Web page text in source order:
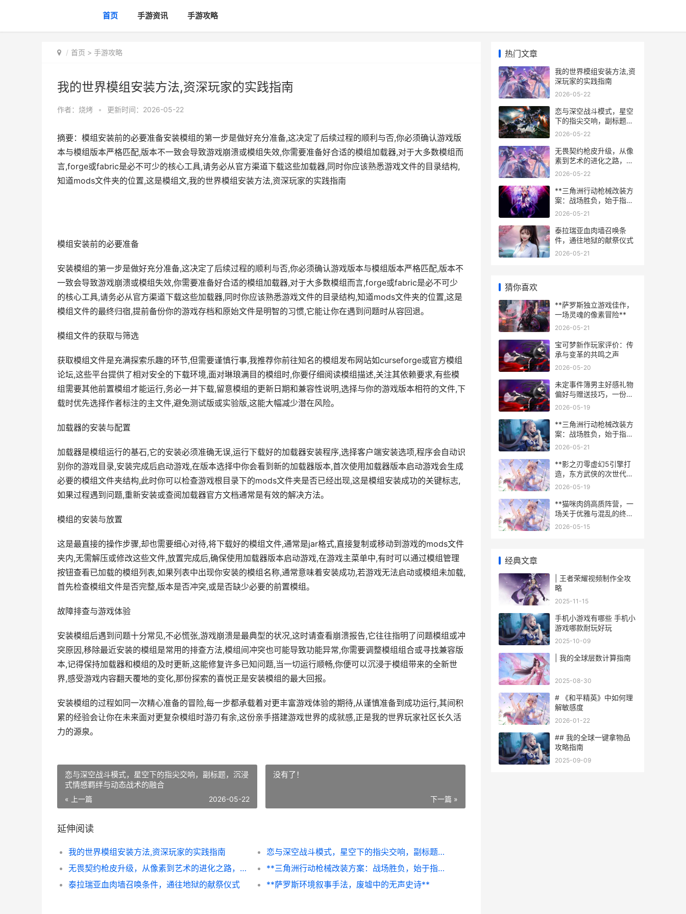
首页 手游资讯 手游攻略
首页 > 手游攻略
我的世界模组安装方法,资深玩家的实践指南
作者： 烧烤 • 更新时间：2026-05-22
摘要：模组安装前的必要准备安装模组的第一步是做好充分准备,这决定了后续过程的顺利与否,你必须确认游戏版
本与模组版本严格匹配,版本不一致会导致游戏崩溃或模组失效,你需要准备好合适的模组加载器,对于大多数模组而
言,forge或fabric是必不可少的核心工具,请务必从官方渠道下载这些加载器,同时你应该熟悉游戏文件的目录结构,
知道mods文件夹的位置,这是模组文,我的世界模组安装方法,资深玩家的实践指南
模组安装前的必要准备
安装模组的第一步是做好充分准备,这决定了后续过程的顺利与否,你必须确认游戏版本与模组版本严格匹配,版本不
一致会导致游戏崩溃或模组失效,你需要准备好合适的模组加载器,对于大多数模组而言,forge或fabric是必不可少
的核心工具,请务必从官方渠道下载这些加载器,同时你应该熟悉游戏文件的目录结构,知道mods文件夹的位置,这是
模组文件的最终归宿,提前备份你的游戏存档和原始文件是明智的习惯,它能让你在遇到问题时从容回退。
模组文件的获取与筛选
获取模组文件是充满探索乐趣的环节,但需要谨慎行事,我推荐你前往知名的模组发布网站如curseforge或官方模组
论坛,这些平台提供了相对安全的下载环境,面对琳琅满目的模组时,你要仔细阅读模组描述,关注其依赖要求,有些模
组需要其他前置模组才能运行,务必一并下载,留意模组的更新日期和兼容性说明,选择与你的游戏版本相符的文件,下
载时优先选择作者标注的主文件,避免测试版或实验版,这能大幅减少潜在风险。
加载器的安装与配置
加载器是模组运行的基石,它的安装必须准确无误,运行下载好的加载器安装程序,选择客户端安装选项,程序会自动识
别你的游戏目录,安装完成后启动游戏,在版本选择中你会看到新的加载器版本,首次使用加载器版本启动游戏会生成
必要的模组文件夹结构,此时你可以检查游戏根目录下的mods文件夹是否已经出现,这是模组安装成功的关键标志,
如果过程遇到问题,重新安装或查阅加载器官方文档通常是有效的解决方法。
模组的安装与放置
这是最直接的操作步骤,却也需要细心对待,将下载好的模组文件,通常是jar格式,直接复制或移动到游戏的mods文件
夹内,无需解压或修改这些文件,放置完成后,确保使用加载器版本启动游戏,在游戏主菜单中,有时可以通过模组管理
按钮查看已加载的模组列表,如果列表中出现你安装的模组名称,通常意味着安装成功,若游戏无法启动或模组未加载,
首先检查模组文件是否完整,版本是否冲突,或是否缺少必要的前置模组。
故障排查与游戏体验
安装模组后遇到问题十分常见,不必慌张,游戏崩溃是最典型的状况,这时请查看崩溃报告,它往往指明了问题模组或冲
突原因,移除最近安装的模组是常用的排查方法,模组间冲突也可能导致功能异常,你需要调整模组组合或寻找兼容版
本,记得保持加载器和模组的及时更新,这能修复许多已知问题,当一切运行顺畅,你便可以沉浸于模组带来的全新世
界,感受游戏内容翻天覆地的变化,那份探索的喜悦正是安装模组的最大回报。
安装模组的过程如同一次精心准备的冒险,每一步都承载着对更丰富游戏体验的期待,从谨慎准备到成功运行,其间积
累的经验会让你在未来面对更复杂模组时游刃有余,这份亲手搭建游戏世界的成就感,正是我的世界玩家社区长久活
力的源泉。
恋与深空战斗模式，星空下的指尖交响，副标题，沉浸
式情感羁绊与动态战术的融合
« 上一篇 2026-05-22
没有了！
下一篇 »
延伸阅读
我的世界模组安装方法,资深玩家的实践指南
恋与深空战斗模式，星空下的指尖交响，副标题，沉浸式情感羁绊与动态战术的融合
无畏契约枪皮升级，从像素到艺术的进化之路，副标题，枪械皮肤设计的深度解析与玩家体验变迁
**三角洲行动枪械改装方案：战场胜负，始于指尖的精密艺术**
泰拉瑞亚血肉墙召唤条件，通往地狱的献祭仪式
**萨罗斯环境叙事手法，废墟中的无声史诗**
热门文章
我的世界模组安装方法,资
深玩家的实践指南
2026-05-22
恋与深空战斗模式，星空
下的指尖交响，副标题，
沉浸式情感羁绊与动态战
2026-05-22
无畏契约枪皮升级，从像
素到艺术的进化之路，副
标题，枪械皮肤设计的深
2026-05-22
**三角洲行动枪械改装方
案：战场胜负，始于指尖
的精密艺术**
2026-05-21
泰拉瑞亚血肉墙召唤条
件，通往地狱的献祭仪式
2026-05-21
猜你喜欢
**萨罗斯独立游戏佳作，
一场灵魂的像素冒险**
2026-05-21
宝可梦新作玩家评价：传
承与变革的共鸣之声
2026-05-20
未定事件簿男主好感礼物
偏好与赠送技巧，一份精
准捕获心意的指南，副标
与实战心得
2026-05-19
**三角洲行动枪械改装方
案：战场胜负，始于指尖
的精密艺术**
2026-05-21
**影之刃零虚幻5引擎打
造，东方武侠的次世代涅
槃**
2026-05-19
**猫咪肉鸽高质阵营，一
场关于优雅与混乱的终极
博弈**
2026-05-15
经典文章
| 王者荣耀视频制作全攻
略
2025-11-15
手机小游戏有哪些 手机小
游戏哪款耐玩好玩
2025-10-09
| 我的全球层数计算指南
2025-08-30
# 《和平精英》中如何理
解敏感度
2026-01-22
## 我的全球一键拿物品
攻略指南
2025-09-09